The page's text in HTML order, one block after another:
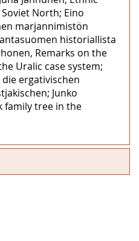
North; Eino
marjannimistön
historiallista
Remarks on the
Uralic case system;
ergativischen
Junko
family tree in the